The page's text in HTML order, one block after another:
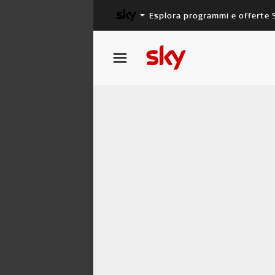
Esplora programmi e offerte